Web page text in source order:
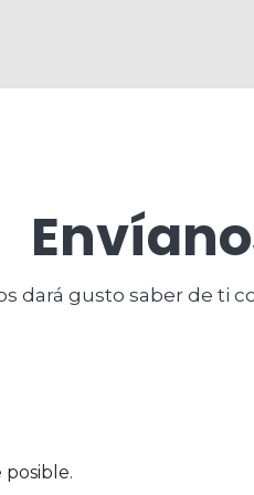
dará gusto saber de ti
posible.